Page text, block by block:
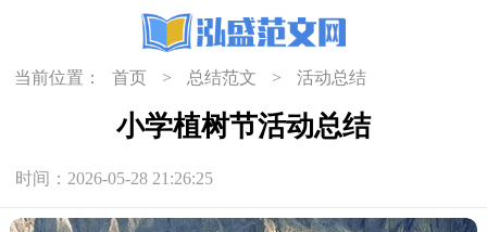
当前位置： 首页 > 总结范文 > 活动总结
小学植树节活动总结
时间：2026-05-28 21:26:25